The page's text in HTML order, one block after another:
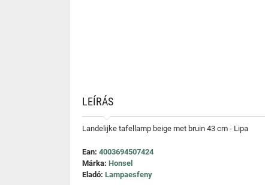
LEÍRÁS
Landelijke tafellamp beige met bruin 43 cm - Lipa
Ean: 4003694507424
Márka: Honsel
Eladó: Lampaesfeny